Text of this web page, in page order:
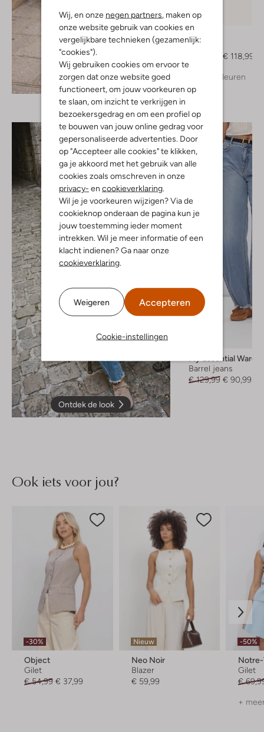
Wij, en onze negen partners, maken op
onze website gebruik van cookies en
vergelijkbare technieken (gezamenlijk:
"cookies").
Wij gebruiken cookies om ervoor te
zorgen dat onze website goed
functioneert, om jouw voorkeuren op
te slaan, om inzicht te verkrijgen in
bezoekersgedrag en om een profiel op
te bouwen van jouw online gedrag voor
gepersonaliseerde advertenties. Door
op "Accepteer alle cookies" te klikken,
ga je akkoord met het gebruik van alle
cookies zoals omschreven in onze
privacy- en cookieverklaring.
Wil je je voorkeuren wijzigen? Via de
cookieknop onderaan de pagina kun je
jouw toestemming ieder moment
intrekken. Wil je meer informatie of een
klacht indienen? Ga naar onze
cookieverklaring.
Weigeren Accepteren
Cookie-instellingen
Ontdek de look
-30%
Bibi Lou
Muiltjes
€ 118,99
+ meer kleuren
Ontdek de look
My Essential
Barrel jeans
€ 129,99 € 90,99
Ook iets voor jou?
-30%
Object
Gilet
€ 54,99 € 37,99
Nieuw
Neo Noir
Blazer
€ 59,99
-50%
Gilet
€
+